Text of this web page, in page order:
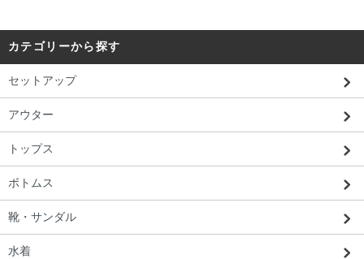
カテゴリーから探す
セットアップ
アウター
トップス
ボトムス
靴・サンダル
水着